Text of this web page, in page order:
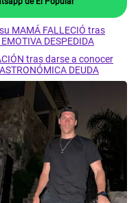
MAMÁ FALLECIÓ tras
DESPEDIDA
tras darse a conocer
DEUDA